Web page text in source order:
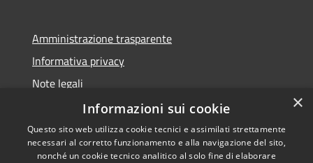
Amministrazione trasparente
Informativa privacy
Note legali
Dichiarazione di accessibilità
×
Informazioni sui cookie
Questo sito web utilizza cookie tecnici e assimilati strettamente
necessari al corretto funzionamento e alla navigazione del sito,
nonché un cookie tecnico analitico al solo fine di elaborare